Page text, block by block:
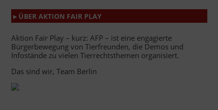
▸ ÜBER AKTION FAIR PLAY
Aktion Fair Play – kurz: AFP – ist eine engagierte
Bürgerbewegung von Tierfreunden, die Demos und
Infostände zu vielen Tierrechtsthemen organisiert.
Das sind wir, Team Berlin